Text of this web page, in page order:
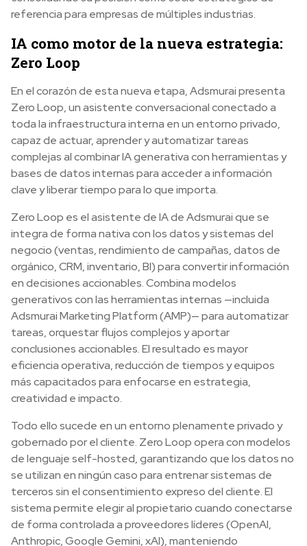
referencia para empresas de múltiples industrias.
IA como motor de la nueva estrategia:
Zero Loop
En el corazón de esta nueva etapa, Adsmurai presenta
Zero Loop, un asistente conversacional conectado a
toda la infraestructura interna en un entorno privado,
capaz de actuar, aprender y automatizar tareas
complejas al combinar IA generativa con herramientas y
bases de datos internas para acceder a información
clave y liberar tiempo para lo que importa.
Zero Loop es el asistente de IA de Adsmurai que se
integra de forma nativa con los datos y sistemas del
negocio (ventas, rendimiento de campañas, datos de
orgánico, CRM, inventario, BI) para convertir información
en decisiones accionables. Combina modelos
generativos con las herramientas internas —incluida
Adsmurai Marketing Platform (AMP)— para automatizar
tareas, orquestar flujos complejos y aportar
conclusiones accionables. El resultado es mayor
eficiencia operativa, reducción de tiempos y equipos
más capacitados para enfocarse en estrategia,
creatividad e impacto.
Todo ello sucede en un entorno plenamente privado y
gobernado por el cliente. Zero Loop opera con modelos
de lenguaje self-hosted, garantizando que los datos no
se utilizan en ningún caso para entrenar sistemas de
terceros sin el consentimiento expreso del cliente. El
sistema permite elegir al propietario cuando conectarse
de forma controlada a proveedores líderes (OpenAI,
Anthropic, Google Gemini, xAI), manteniendo